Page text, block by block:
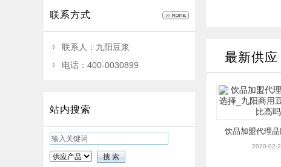
联系方式
联系人：九阳豆浆
电话：400-0030899
站内搜索
最新供应
饮品加盟代理
择_九阳商用豆
2020-02-